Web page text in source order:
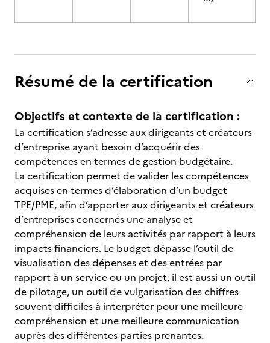
Résumé de la certification
Objectifs et contexte de la certification :
La certification s’adresse aux dirigeants et créateurs
d’entreprise ayant besoin d’acquérir des
compétences en termes de gestion budgétaire.
La certification permet de valider les compétences
acquises en termes d’élaboration d’un budget
TPE/PME, afin d’apporter aux dirigeants et créateurs
d’entreprises concernés une analyse et
compréhension de leurs activités par rapport à leurs
impacts financiers. Le budget dépasse l’outil de
visualisation des dépenses et des entrées par
rapport à un service ou un projet, il est aussi un outil
de pilotage, un outil de vulgarisation des chiffres
souvent difficiles à interpréter pour une meilleure
compréhension et une meilleure communication
auprès des différentes parties prenantes.